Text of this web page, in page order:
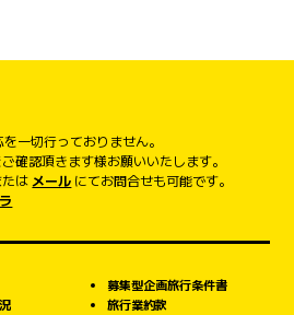
一切行っておりません。
確認頂きます様お願いいたします。
たはメール にてお問合せも可能です。
募集型企画旅行条件書
旅行業約款